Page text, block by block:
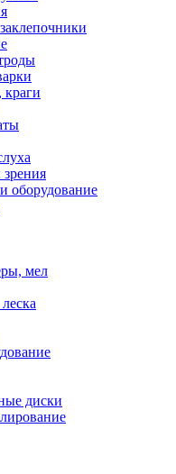
краги
оборудование
мел
диски